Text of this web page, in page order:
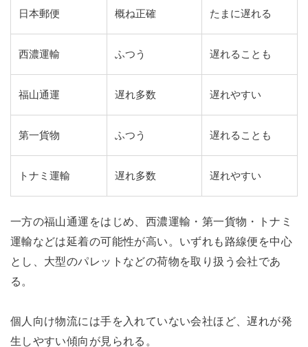
日本郵便 概ね正確 たまに遅れる
西濃運輸 ふつう 遅れることも
福山通運 遅れ多数 遅れやすい
第一貨物 ふつう 遅れることも
トナミ運輸 遅れ多数 遅れやすい
一方の福山通運をはじめ、西濃運輸・第一貨物・トナミ
運輸などは延着の可能性が高い。いずれも路線便を中心
とし、大型のパレットなどの荷物を取り扱う会社であ
る。
個人向け物流には手を入れていない会社ほど、遅れが発
生しやすい傾向が見られる。